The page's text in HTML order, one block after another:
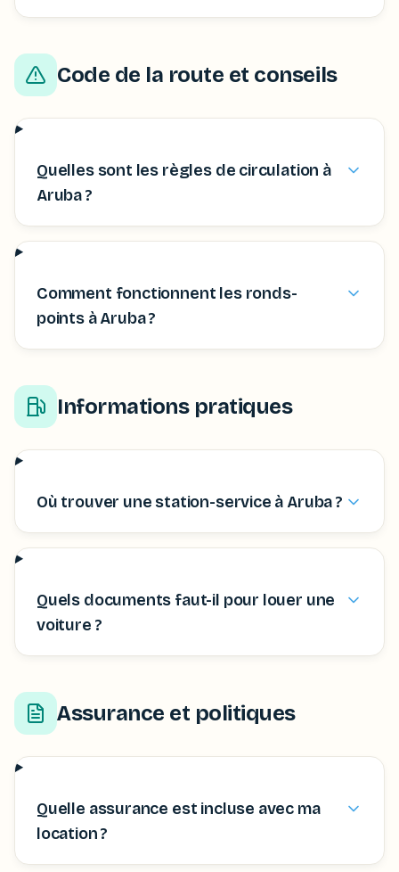
Code de la route et conseils
Quelles sont les règles de circulation à
Aruba ?
Comment fonctionnent les ronds-
points à Aruba ?
Informations pratiques
Où trouver une station-service à Aruba ?
Quels documents faut-il pour louer une
voiture ?
Assurance et politiques
Quelle assurance est incluse avec ma
location ?